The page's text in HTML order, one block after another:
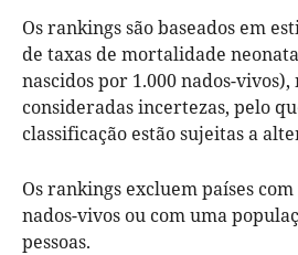
Os rankings são baseados em
de taxas de mortalidade
nascidos por 1.000 nados-vivos),
consideradas incertezas, pelo
classificação estão sujeitas a
Os rankings excluem países
nados-vivos ou com uma
pessoas.